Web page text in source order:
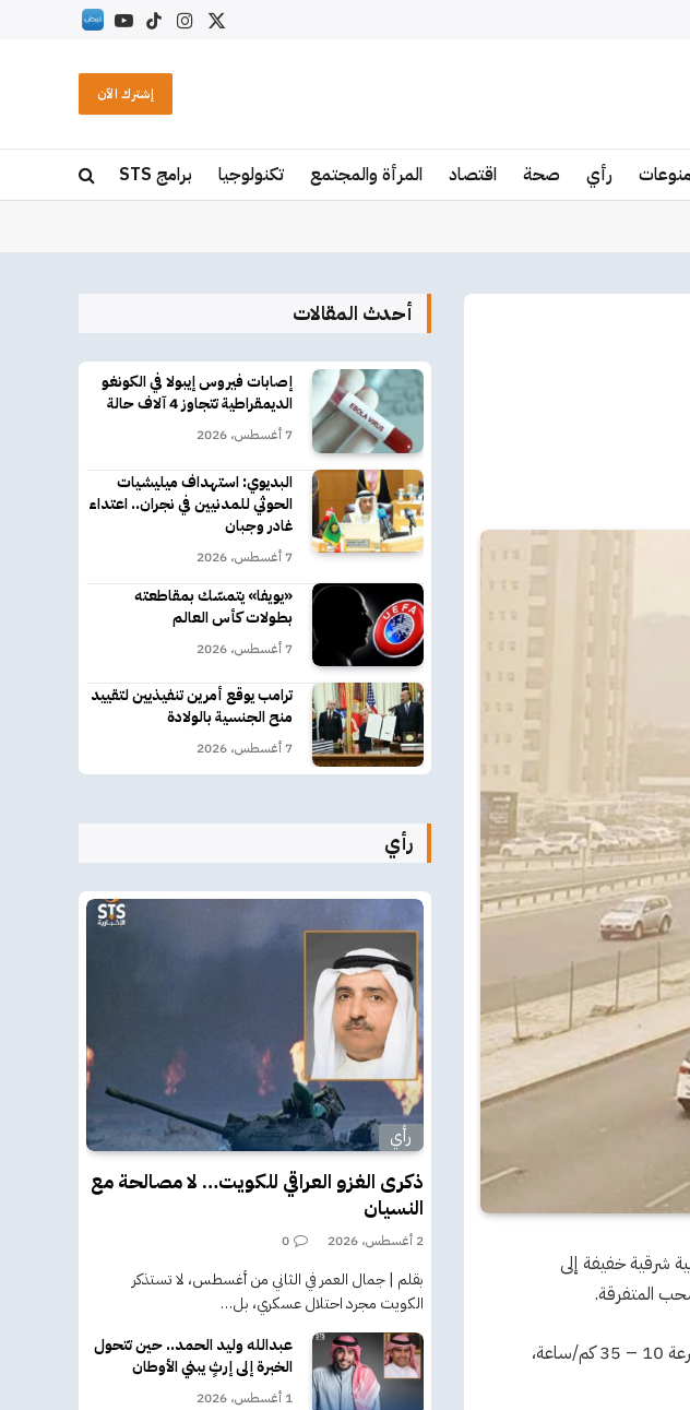
X
الانستغرام
تيكتوكيوتيوب
RSS
إشترك الآن
منوعات رأي صحة اقتصاد المرأة والمجتمع تكنولوجيا برامج STS
شرقية خفيفة إلى
أما ليلاً الطقس مائل للحرارة إلى معتدل، والرياح شمالية غربية إلى متقلبة الاتجاه خفيفة إلى معتدلة السرعة 10 – 35 كم/ساعة،
أحدث المقالات
إصابات فيروس إيبولا في الكونغو
الديمقراطية تتجاوز 4 آلاف حالة
7 أغسطس، 2026
البديوي: استهداف ميليشيات
الحوثي للمدنيين في نجران.. اعتداء
غادر وجبان
7 أغسطس، 2026
«يويفا» يتمسّك بمقاطعته
بطولات كأس العالم
7 أغسطس، 2026
ترامب يوقع أمرين تنفيذيين لتقييد
منح الجنسية بالولادة
7 أغسطس، 2026
رأي
رأي
ذكرى الغزو العراقي للكويت… لا مصالحة مع
النسيان
2 أغسطس، 2026 0
بقلم | جمال العمر في الثاني من أغسطس، لا تستذكر
الكويت مجرد احتلال عسكري، بل…
عبدالله وليد الحمد.. حين تتحول
الخبرة إلى إرثٍ يبني الأوطان
1 أغسطس، 2026